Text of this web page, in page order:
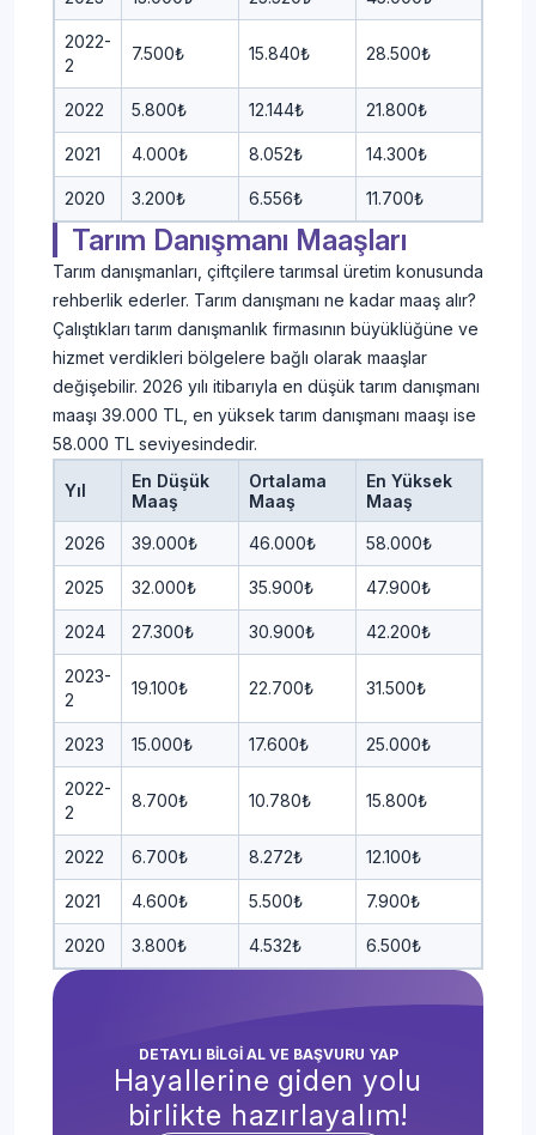
2022-
2
7.500₺ 15.840₺ 28.500₺
2022 5.800₺ 12.144₺ 21.800₺
2021 4.000₺ 8.052₺ 14.300₺
2020 3.200₺ 6.556₺ 11.700₺
Tarım Danışmanı Maaşları
Tarım danışmanları, çiftçilere tarımsal üretim konusunda
rehberlik ederler. Tarım danışmanı ne kadar maaş alır?
Çalıştıkları tarım danışmanlık firmasının büyüklüğüne ve
hizmet verdikleri bölgelere bağlı olarak maaşlar
değişebilir. 2026 yılı itibarıyla en düşük tarım danışmanı
maaşı 39.000 TL, en yüksek tarım danışmanı maaşı ise
58.000 TL seviyesindedir.
Yıl
En Düşük
Maaş
Ortalama
Maaş
En Yüksek
Maaş
2026 39.000₺ 46.000₺ 58.000₺
2025 32.000₺ 35.900₺ 47.900₺
2024 27.300₺ 30.900₺ 42.200₺
2023-
2
19.100₺ 22.700₺ 31.500₺
2023 15.000₺ 17.600₺ 25.000₺
2022-
2
8.700₺ 10.780₺ 15.800₺
2022 6.700₺ 8.272₺ 12.100₺
2021 4.600₺ 5.500₺ 7.900₺
2020 3.800₺ 4.532₺ 6.500₺
DETAYLI BİLGİ AL VE BAŞVURU YAP
Hayallerine giden yolu
birlikte hazırlayalım!